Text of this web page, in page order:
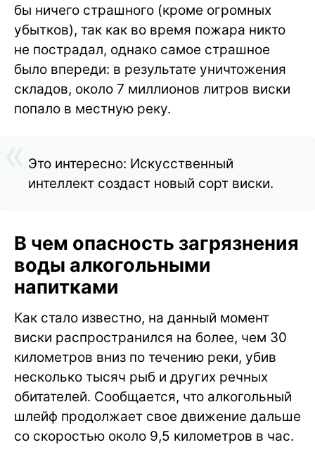
бы ничего страшного (кроме огромных
убытков), так как во время пожара никто
не пострадал, однако самое страшное
было впереди: в результате уничтожения
складов, около 7 миллионов литров виски
попало в местную реку.
Это интересно: Искусственный
интеллект создаст новый сорт виски.
В чем опасность загрязнения
воды алкогольными
напитками
Как стало известно, на данный момент
виски распространился на более, чем 30
километров вниз по течению реки, убив
несколько тысяч рыб и других речных
обитателей. Сообщается, что алкогольный
шлейф продолжает свое движение дальше
со скоростью около 9,5 километров в час.